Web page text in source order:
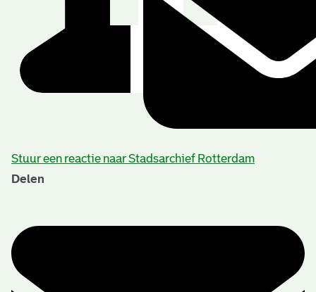
Stuur een reactie naar Stadsarchief Rotterdam
Delen